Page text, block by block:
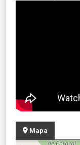
Mapa